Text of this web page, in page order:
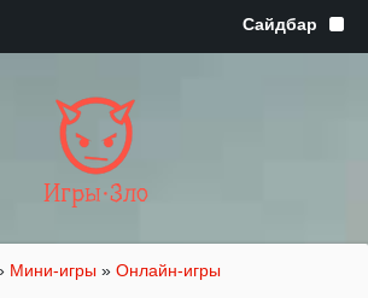
Игры·Зло
Мини-игры » Онлайн-игры